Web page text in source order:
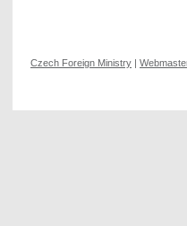
Czech Foreign Ministry